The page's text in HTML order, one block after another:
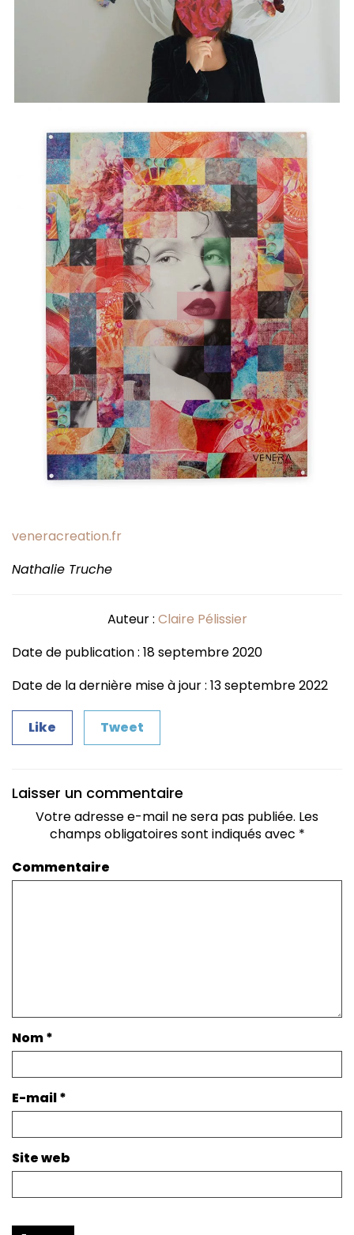
veneracreation.fr
Nathalie Truche
Auteur : Claire Pélissier
Date de publication : 18 septembre 2020
Date de la dernière mise à jour : 13 septembre 2022
Like Tweet
Laisser un commentaire
Votre adresse e-mail ne sera pas publiée. Les
champs obligatoires sont indiqués avec *
Commentaire
Nom*
E-mail*
Site web